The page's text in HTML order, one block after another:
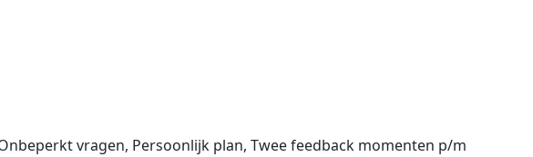
vragen, Persoonlijk plan, Twee feedback momenten p/m